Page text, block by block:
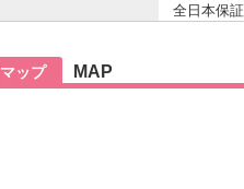
全日本保
マップ MAP